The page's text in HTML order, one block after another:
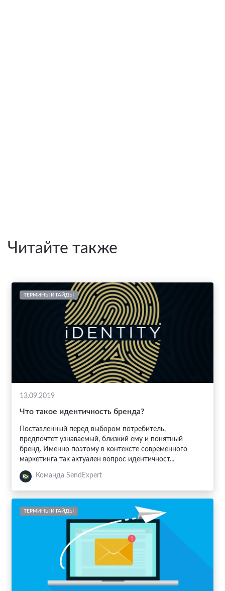
Читайте также
ТЕРМИНЫ И ГАЙДЫ
13.09.2019
Что такое идентичность бренда?
Поставленный перед выбором потребитель,
предпочтет узнаваемый, близкий ему и понятный
бренд. Именно поэтому в контексте современного
маркетинга так актуален вопрос идентичност...
Команда SendExpert
ТЕРМИНЫ И ГАЙДЫ